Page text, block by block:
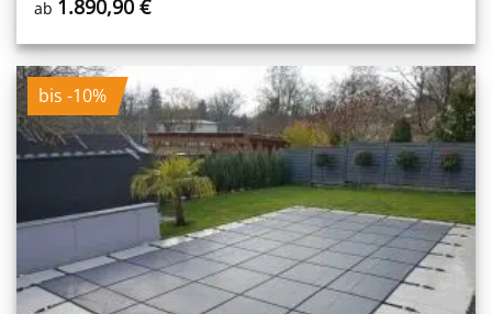
ab 1.890,90€
bis -10%